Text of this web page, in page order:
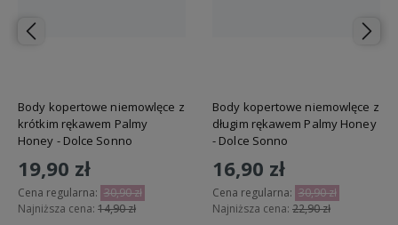
Body kopertowe niemowlęce z
krótkim rękawem Palmy
Honey - Dolce Sonno
19,90 zł
Cena regularna: 30,90 zł
Najniższa cena: 14,90 zł
Body kopertowe niemowlęce z
długim rękawem Palmy Honey
- Dolce Sonno
16,90 zł
Cena regularna: 30,90 zł
Najniższa cena: 22,90 zł